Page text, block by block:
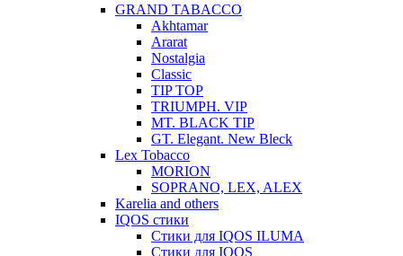
GRAND TABACCO
Akhtamar
Ararat
Nostalgia
Classic
TIP TOP
TRIUMPH. VIP
MT. BLACK TIP
GT. Elegant. New Bleck
Lex Tobacco
MORION
SOPRANO, LEX, ALEX
Karelia and others
IQOS стики
Стики для IQOS ILUMA
Стики для IQOS